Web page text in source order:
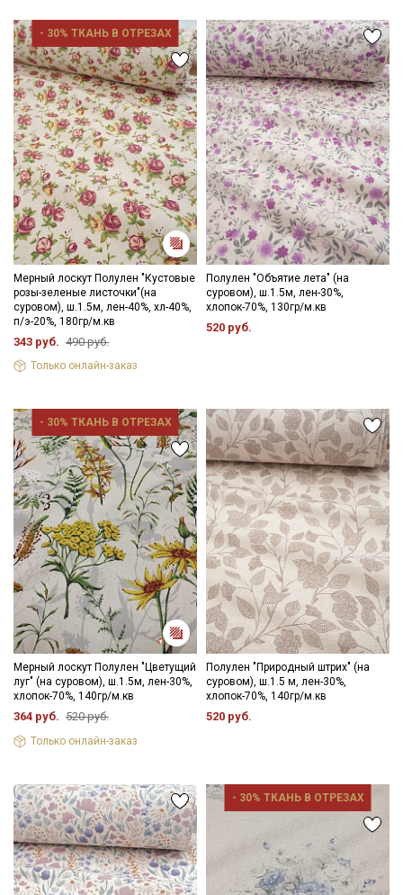
- 30% ТКАНЬ В ОТРЕЗАХ
Мерный лоскут Полулен "Кустовые
розы-зеленые листочки"(на
суровом), ш.1.5м, лен-40%, хл-40%,
п/э-20%, 180гр/м.кв
343 руб. 490 руб.
Только онлайн-заказ
Полулен "Объятие лета" (на
суровом), ш.1.5м, лен-30%,
хлопок-70%, 130гр/м.кв
520 руб.
- 30% ТКАНЬ В ОТРЕЗАХ
Мерный лоскут Полулен "Цветущий
луг" (на суровом), ш.1.5м, лен-30%,
хлопок-70%, 140гр/м.кв
364 руб. 520 руб.
Только онлайн-заказ
Полулен "Природный штрих" (на
суровом), ш.1.5 м, лен-30%,
хлопок-70%, 140гр/м.кв
520 руб.
- 30% ТКАНЬ В ОТРЕЗАХ